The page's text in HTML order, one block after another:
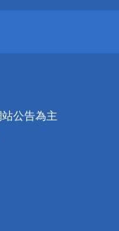
公告為主